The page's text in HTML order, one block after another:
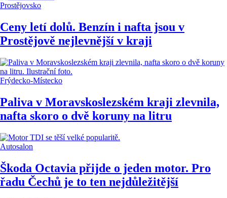
Prostějovsko
Ceny letí dolů. Benzín i nafta jsou v
Prostějově nejlevnější v kraji
Frýdecko-Místecko
Paliva v Moravskoslezském kraji zlevnila,
nafta skoro o dvě koruny na litru
Autosalon
Škoda Octavia přijde o jeden motor. Pro
řadu Čechů je to ten nejdůležitější